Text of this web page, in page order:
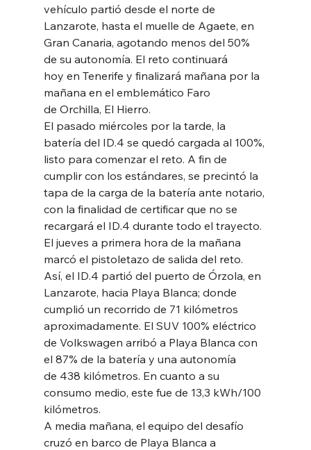
vehículo partió desde el norte de
Lanzarote, hasta el muelle de Agaete, en
Gran Canaria, agotando menos del 50%
de su autonomía. El reto continuará
hoy en Tenerife y finalizará mañana por la
mañana en el emblemático Faro
de Orchilla, El Hierro.
El pasado miércoles por la tarde, la
batería del ID.4 se quedó cargada al 100%,
listo para comenzar el reto. A fin de
cumplir con los estándares, se precintó la
tapa de la carga de la batería ante notario,
con la finalidad de certificar que no se
recargará el ID.4 durante todo el trayecto.
El jueves a primera hora de la mañana
marcó el pistoletazo de salida del reto.
Así, el ID.4 partió del puerto de Órzola, en
Lanzarote, hacia Playa Blanca; donde
cumplió un recorrido de 71 kilómetros
aproximadamente. El SUV 100% eléctrico
de Volkswagen arribó a Playa Blanca con
el 87% de la batería y una autonomía
de 438 kilómetros. En cuanto a su
consumo medio, este fue de 13,3 kWh/100
kilómetros.
A media mañana, el equipo del desafío
cruzó en barco de Playa Blanca a